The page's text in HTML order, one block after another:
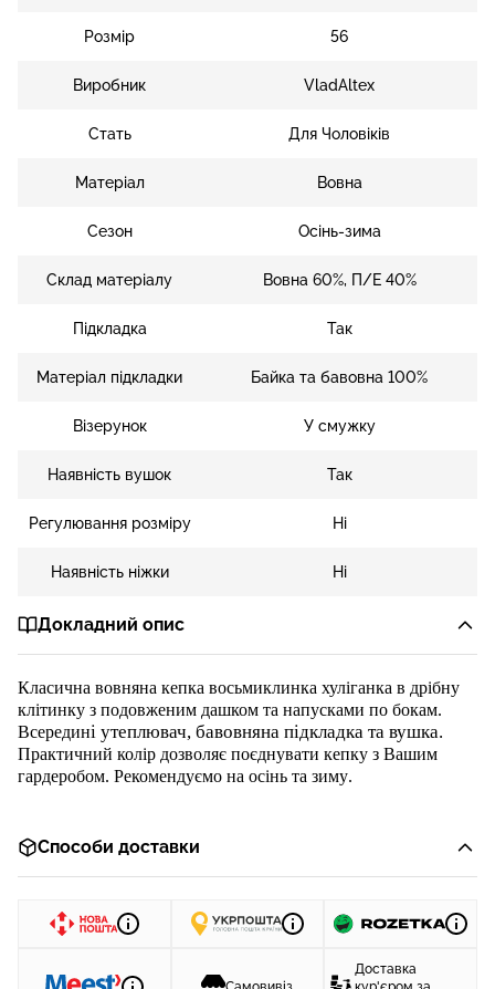
Розмір 56
Виробник VladAltex
Стать Для Чоловіків
Матеріал Вовна
Сезон Осінь-зима
Склад матеріалу Вовна 60%, П/Е 40%
Підкладка Так
Матеріал підкладки Байка та бавовна 100%
Візерунок У смужку
Наявність вушок Так
Регулювання розміру Ні
Наявність ніжки Ні
Докладний опис
Класична вовняна кепка восьмиклинка хуліганка в дрібну
клітинку з подовженим дашком та напусками по бокам.
Всередині утеплювач, бавовняна підкладка та вушка.
Практичний колір дозволяє поєднувати кепку з Вашим
гардеробом. Рекомендуємо на осінь та зиму.
Способи доставки
Доставка